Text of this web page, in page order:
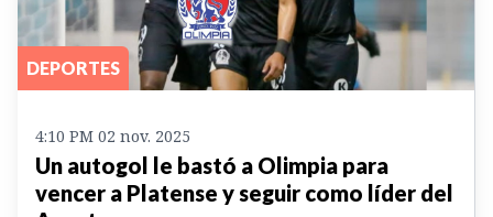
DEPORTES
4:10 PM 02 nov. 2025
Un autogol le bastó a Olimpia para
vencer a Platense y seguir como líder del